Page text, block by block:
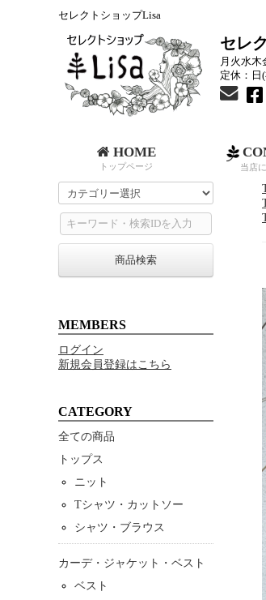
セレクトショップLisa
セレ
月火水
定休：日
HOME
トップページ 当店
商品検索
MEMBERS
ログイン
新規会員登録はこちら
CATEGORY
全ての商品
トップス
ニット
Tシャツ・カットソー
シャツ・ブラウス
カーデ・ジャケット・ベスト
ベスト